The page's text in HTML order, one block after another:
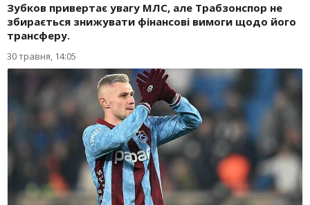
Зубков привертає увагу МЛС, але Трабзонспор не
збирається знижувати фінансові вимоги щодо його
трансферу.
30 травня, 14:05